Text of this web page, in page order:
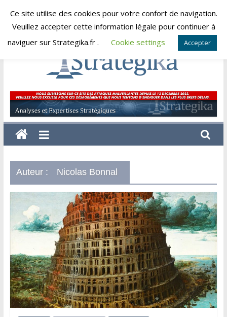
Skip
samedi, août 8, 2026
Strategika
Expertise
et
Analyses
Auteur : Nicolas Bonnal
Ce site utilise des cookies pour votre confort de navigation.
Veuillez accepter cette information légale pour continuer à
naviguer sur Strategika.fr .
Cookie settings Accepter